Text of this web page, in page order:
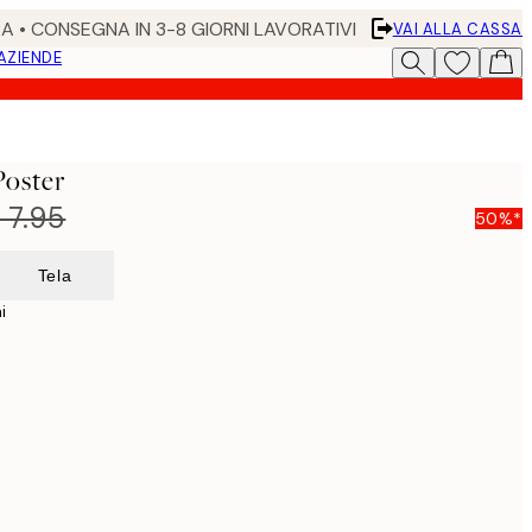
• CONSEGNA IN 3-8 GIORNI LAVORATIVI
VAI ALLA CASSA
7.95 50%*
Tela